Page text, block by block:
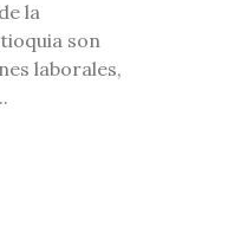
la
son
laborales,